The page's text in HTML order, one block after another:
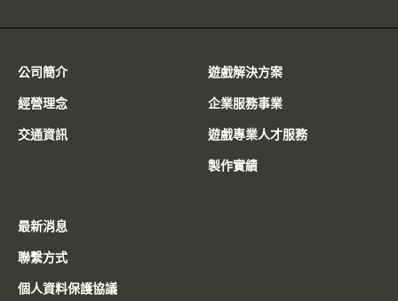
公司簡介
經營理念
交通資訊
遊戲解決方案
企業服務事業
遊戲專業人才服務
製作實績
最新消息
聯繫方式
個人資料保護協議